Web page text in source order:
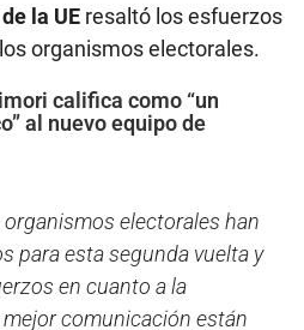
la UE resaltó los esfuerzos
organismos electorales.
califica como “un
al nuevo equipo de
electorales han
para esta segunda vuelta y
en cuanto a la
comunicación están